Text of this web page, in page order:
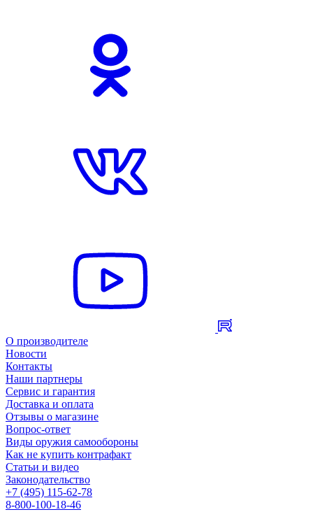
О производителе
Новости
Контакты
Наши партнеры
Сервис и гарантия
Доставка и оплата
Отзывы о магазине
Вопрос-ответ
Виды оружия самообороны
Как не купить контрафакт
Статьи и видео
Законодательство
+7 (495) 115-62-78
8-800-100-18-46